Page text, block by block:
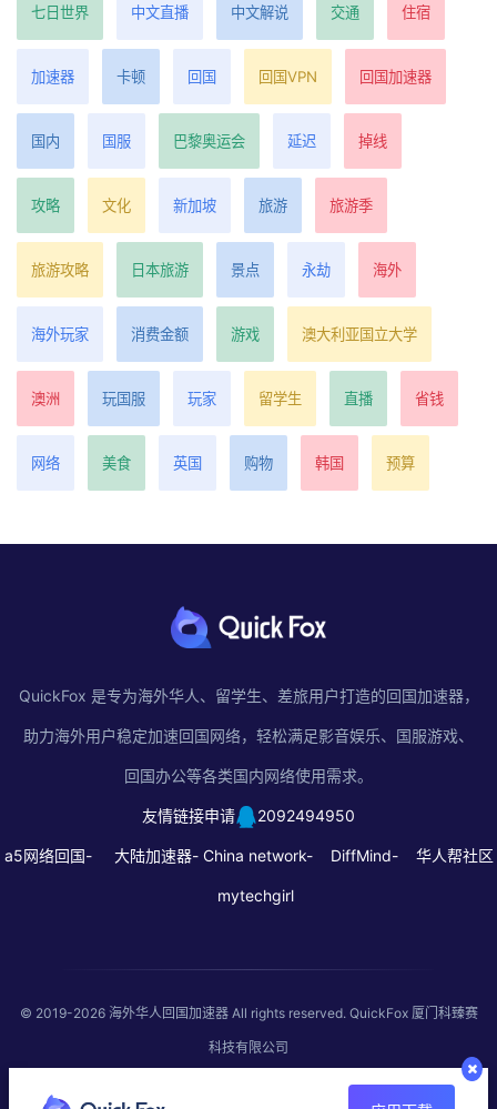
七日世界 中文直播 中文解说 交通 住宿
加速器 卡顿 回国 回国VPN 回国加速器
国内 国服 巴黎奥运会 延迟 掉线
攻略 文化 新加坡 旅游 旅游季
旅游攻略 日本旅游 景点 永劫 海外
海外玩家 消费金额 游戏 澳大利亚国立大学
澳洲 玩国服 玩家 留学生 直播 省钱
网络 美食 英国 购物 韩国 预算
QuickFox 是专为海外华人、留学生、差旅用户打造的回国加速器，
助力海外用户稳定加速回国网络，轻松满足影音娱乐、国服游戏、
回国办公等各类国内网络使用需求。
友情链接申请 2092494950
a5网络回国- 大陆加速器- China network- DiffMind- 华人帮社区
mytechgirl
© 2019-2026 海外华人回国加速器All rights reserved. QuickFox 厦门科臻赛
科技有限公司